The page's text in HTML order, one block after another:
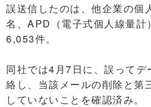
誤送信したのは、他企業の個
名、APD（電子式個人線量計
6,053件。
同社では4月7日に、誤って
絡し、当該メールの削除と第
していないことを確認済み。